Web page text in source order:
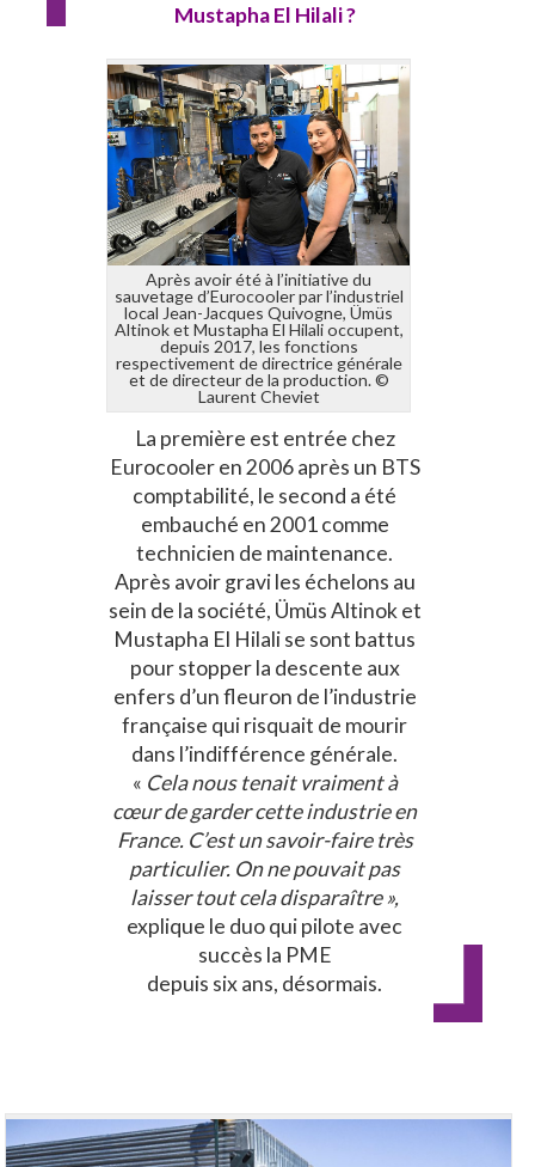
Mustapha El Hilali ?
Après avoir été à l’initiative du
sauvetage d’Eurocooler par l’industriel
local Jean-Jacques Quivogne, Ümüs
Altinok et Mustapha El Hilali occupent,
depuis 2017, les fonctions
respectivement de directrice générale
et de directeur de la production. ©
Laurent Cheviet
La première est entrée chez
Eurocooler en 2006 après un BTS
comptabilité, le second a été
embauché en 2001 comme
technicien de maintenance.
Après avoir gravi les échelons au
sein de la société, Ümüs Altinok et
Mustapha El Hilali se sont battus
pour stopper la descente aux
enfers d’un fleuron de l’industrie
française qui risquait de mourir
dans l’indifférence générale.
« Cela nous tenait vraiment à
cœur de garder cette industrie en
France. C’est un savoir-faire très
particulier. On ne pouvait pas
laisser tout cela disparaître »,
explique le duo qui pilote avec
succès la PME
depuis six ans, désormais.